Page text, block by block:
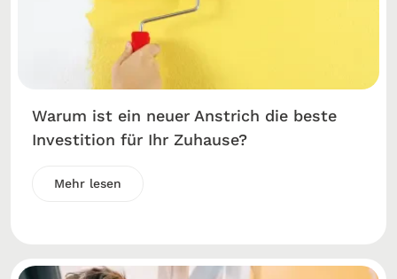
Warum ist ein neuer Anstrich die beste
Investition für Ihr Zuhause?
Mehr lesen